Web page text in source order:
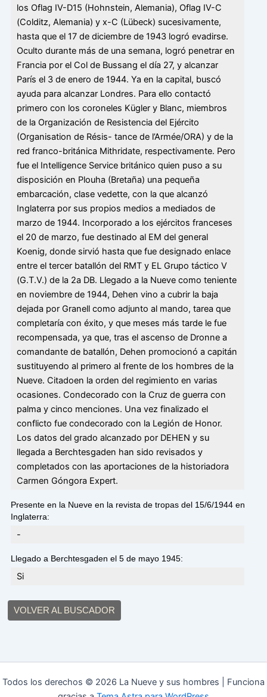
los Oflag IV-D15 (Hohnstein, Alemania), Oflag IV-C
(Colditz, Alemania) y x-C (Lübeck) sucesivamente,
hasta que el 17 de diciembre de 1943 logró evadirse.
Oculto durante más de una semana, logró penetrar en
Francia por el Col de Bussang el día 27, y alcanzar
París el 3 de enero de 1944. Ya en la capital, buscó
ayuda para alcanzar Londres. Para ello contactó
primero con los coroneles Kügler y Blanc, miembros
de la Organización de Resistencia del Ejército
(Organisation de Résis- tance de l’Armée/ORA) y de la
red franco-británica Mithridate, respectivamente. Pero
fue el Intelligence Service británico quien puso a su
disposición en Plouha (Bretaña) una pequeña
embarcación, clase vedette, con la que alcanzó
Inglaterra por sus propios medios a mediados de
marzo de 1944. Incorporado a los ejércitos franceses
el 20 de marzo, fue destinado al EM del general
Koenig, donde sirvió hasta que fue designado enlace
entre el tercer batallón del RMT y EL Grupo táctico V
(G.T.V.) de la 2a DB. Llegado a la Nueve como teniente
en noviembre de 1944, Dehen vino a cubrir la baja
dejada por Granell como adjunto al mando, tarea que
completaría con éxito, y que meses más tarde le fue
recompensada, ya que, tras el ascenso de Dronne a
comandante de batallón, Dehen promocionó a capitán
sustituyendo al primero al frente de los hombres de la
Nueve. Citadoen la orden del regimiento en varias
ocasiones. Condecorado con la Cruz de guerra con
palma y cinco menciones. Una vez finalizado el
conflicto fue condecorado con la Legión de Honor.
Los datos del grado alcanzado por DEHEN y su
llegada a Berchtesgaden han sido revisados y
completados con las aportaciones de la historiadora
Carmen Góngora Expert.
Presente en la Nueve en la revista de tropas del 15/6/1944 en
Inglaterra:
-
Llegado a Berchtesgaden el 5 de mayo 1945:
Si
VOLVER AL BUSCADOR
Todos los derechos © 2026 La Nueve y sus hombres | Funciona